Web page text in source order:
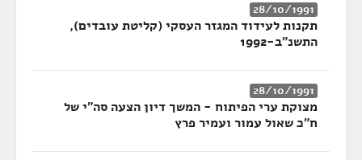
28/10/1991
תקנות לעידוד המגזר העסקי (קליטת עובדים),
התשנ"ב-1992
28/10/1991
מצוקת ערי הפיתוח - המשך דיון הצעה סה"י של
ח"כ שאול עמור ועמיר פרץ